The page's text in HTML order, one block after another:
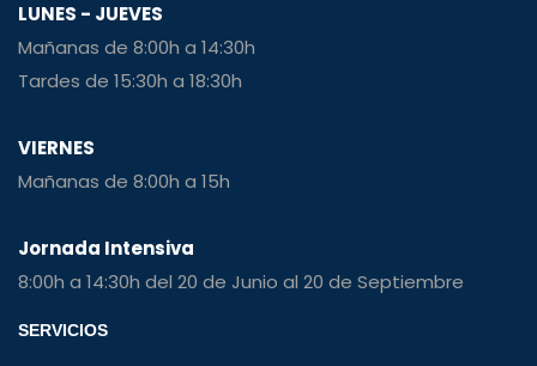
LUNES - JUEVES
Mañanas de 8:00h a 14:30h
Tardes de 15:30h a 18:30h
VIERNES
Mañanas de 8:00h a 15h
Jornada Intensiva
8:00h a 14:30h del 20 de Junio al 20 de Septiembre
SERVICIOS